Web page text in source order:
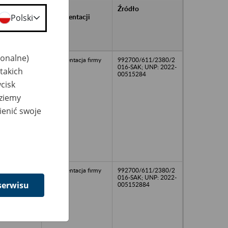
w
dokumentacji
Źródło
Dokumentacja firmy
992700/611/2380/2
016-SAK; UNP: 2022-
00515284
Dokumentacja firmy
992700/611/2380/2
016-SAK; UNP: 2022-
005152884
Polski
swoje